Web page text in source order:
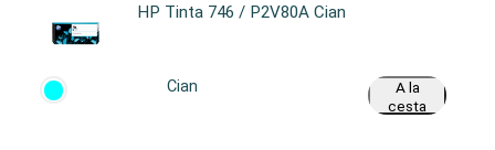
HP Tinta 746 / P2V80A Cian
Cian
A la
cesta